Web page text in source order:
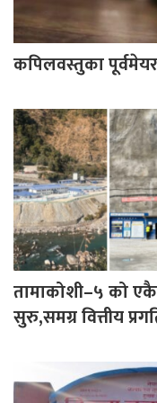
कपिलवस्तुका
तामाकोशी–५ को
सुरु,समग्र वित्तीय